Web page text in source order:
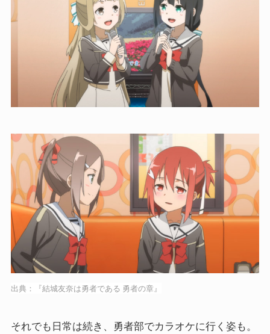
出典：『結城友奈は勇者である 勇者の章』
それでも日常は続き、勇者部でカラオケに行く姿も。